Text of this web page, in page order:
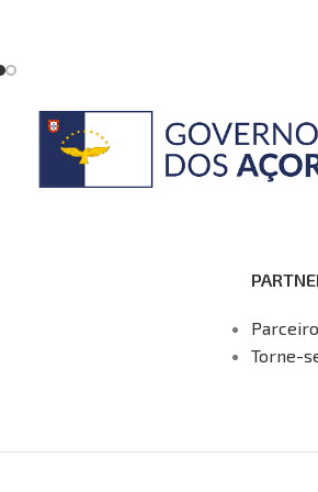
cheia de adrenalina pelo coração
Safari de dia inteiro promete uma
aventura todo-o-terreno como
nenhuma outra. Deixe o comum.
cultural e paisagístico da nossa
Torne-